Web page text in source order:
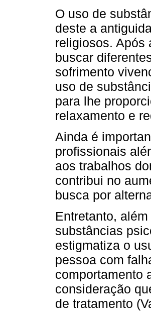
O uso de
deste a
religiosos. Após
buscar
sofrimento
uso de
para lhe
relaxamento e
Ainda é
profissionais
aos trabalhos
contribui no
busca por
Entretanto,
substâncias
estigmatiza o
pessoa com
comportamento
consideração
de tratamento